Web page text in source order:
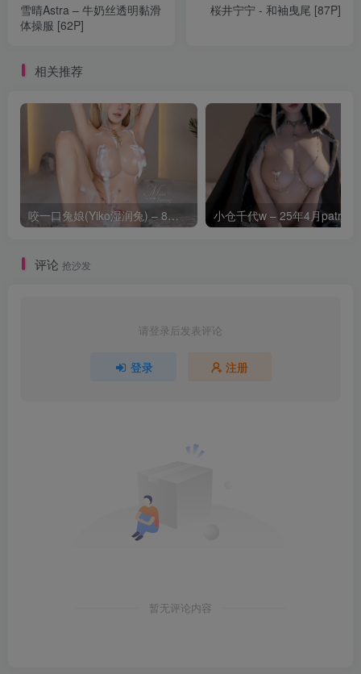
雪晴Astra – 牛奶丝透明黏滑
体操服 [62P]
桜井宁宁 - 和袖曳尾 [87P]
相关推荐
咬一口兔娘(Yiko湿润兔) – 8月 鸣潮-芙露德莉斯 [63P]
评论 抢沙发
请登录后发表评论
登录 注册
暂无评论内容